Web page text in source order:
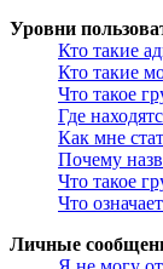
Уровни
Кто такие
Кто такие
Что такое
Где
Как мне
Почему
Что такое
Что
Личные